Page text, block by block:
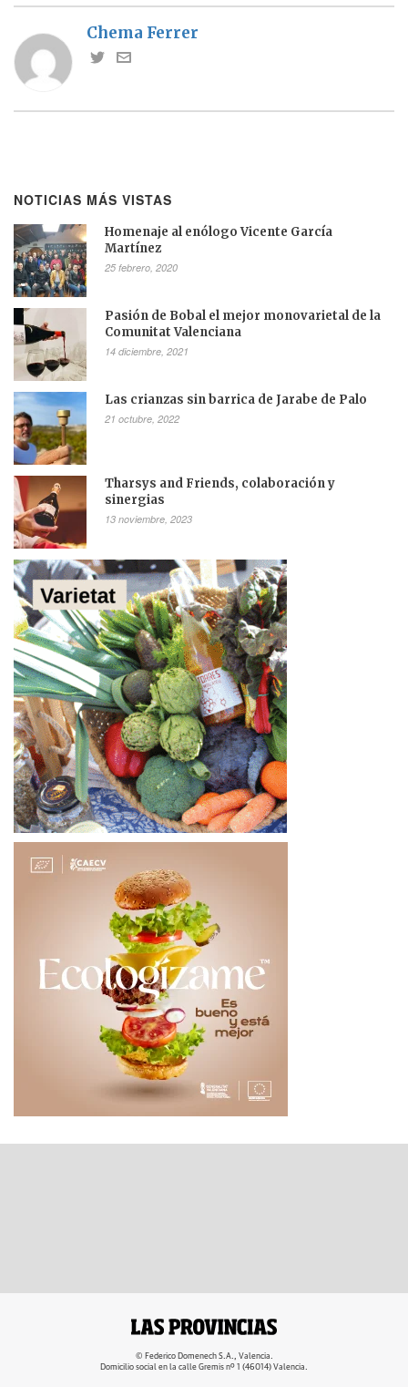
Chema Ferrer
NOTICIAS MÁS VISTAS
Homenaje al enólogo Vicente García
Martínez
25 febrero, 2020
Pasión de Bobal el mejor monovarietal de la
Comunitat Valenciana
14 diciembre, 2021
Las crianzas sin barrica de Jarabe de Palo
21 octubre, 2022
Tharsys and Friends, colaboración y
sinergias
13 noviembre, 2023
© Federico Domenech S.A., Valencia.
Domicilio social en la calle Gremis nº 1 (46014) Valencia.